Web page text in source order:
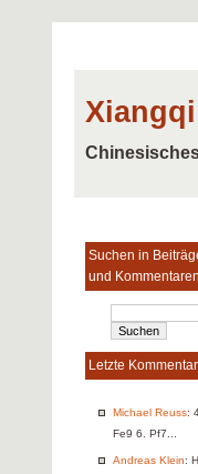
Suchen in
und
Letzte
Michael Reuss:
Fe9 6. Pf7...
Andreas Klein: